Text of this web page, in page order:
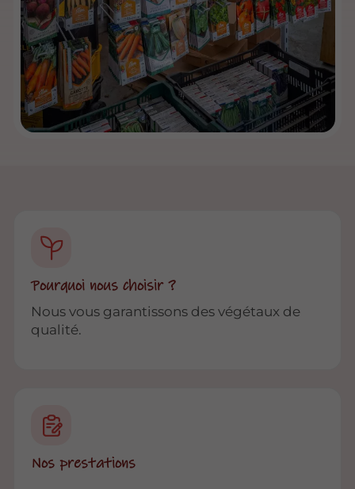
Pourquoi nous choisir ?
Nous vous garantissons des végétaux de
qualité.
Nos prestations